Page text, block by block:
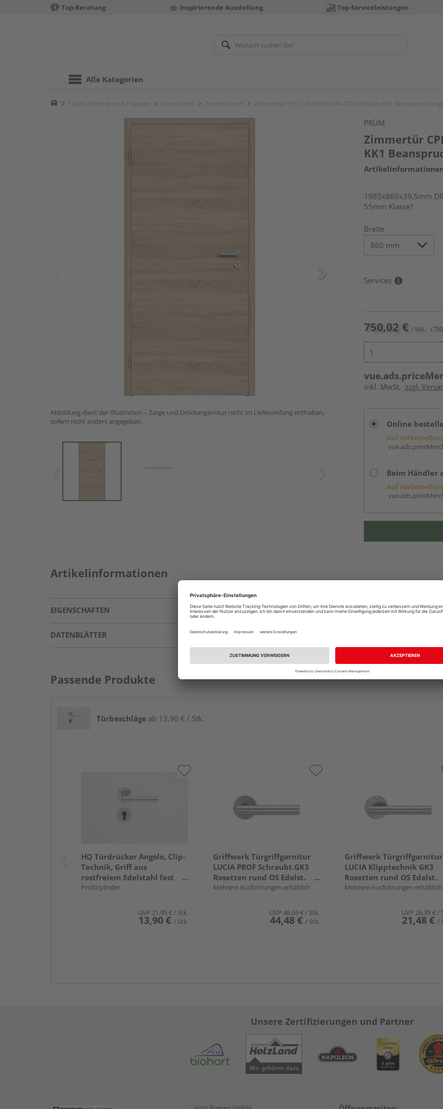
Top-Beratung Inspirierende Ausstellung Top-Serviceleistungen
Alle Kategorien
Home
Abbildung dient der Illustration – Zarge und Drückergarnitur nicht im Lieferumfang enthalten,
sofern nicht anders angegeben.
PRÜM
Zimmertür
KK1
1985x860x39,5mm
55mm Klasse1
Breite
Services
750,02 € / Stk.
inkl. MwSt. zzgl.
Online
Auf
Beim Händler
Auf
Artikelinformationen
EIGENSCHAFTEN
DATENBLÄTTER
Passende Produkte
Türbeschläge ab 13,90 € / Stk.
HQ Türdrücker Angolo, Clip-
Technik, Griff aus
rostfreiem Edelstahl fest
drehbar gelagert
Profilzylinder
UVP 21,95 €/ Stk.
13,90 € / Stk.
Griffwerk Türgriffgarnitur
LUCIA PROF Schraubt.GK3
Rosetten rund OS Edelst.
ma.
Mehrere Ausführungen erhältlich
UVP 48,69 €/ Stk.
44,48 € / Stk.
Griffwerk Türgriffgarnitur
LUCIA Klipptechnik GK3
Rosetten rund OS Edelst.
ma.
Mehrere Ausführungen erhältlich
UVP 26,39 €/
21,48 € /
Unsere Zertifizierungen und Partner